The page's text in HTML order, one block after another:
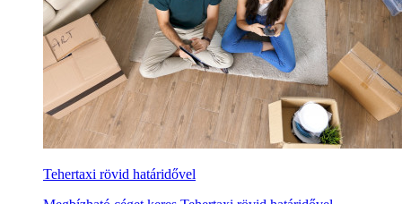
Tehertaxi rövid határidővel